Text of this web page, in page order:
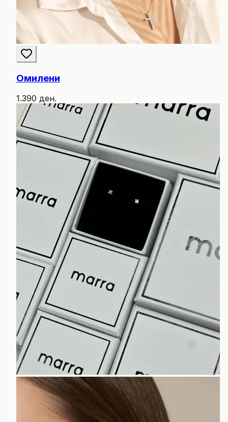
Омилени
1.390 ден.